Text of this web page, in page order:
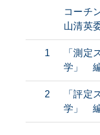
コーチ
山清英
1
「測定
学」
2
「評定
学」